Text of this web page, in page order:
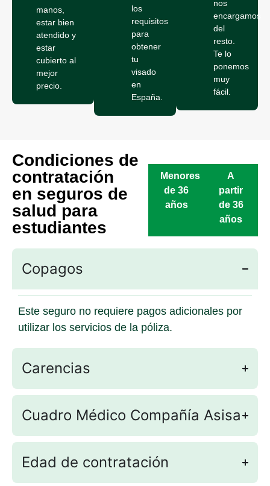
manos,
estar bien
atendido y
estar
cubierto al
mejor
precio.
los
requisitos
para
obtener
tu
visado
en
España.
nos
encargamos
del
resto.
Te lo
ponemos
muy
fácil.
Condiciones de
contratación
en seguros de
salud para
estudiantes
Menores
de 36
años
A
partir
de 36
años
Copagos
Este seguro no requiere pagos adicionales por
utilizar los servicios de la póliza.
Carencias
Cuadro Médico Compañía Asisa
Edad de contratación